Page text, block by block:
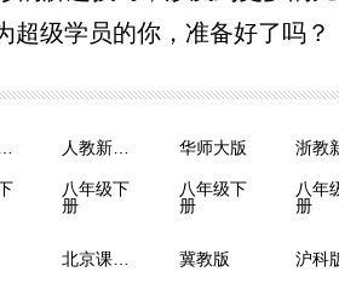
超级学员的你，准备好了吗？
八年级下
册
华师大版
八年级下
册
浙教
八年
册
冀教版 沪科